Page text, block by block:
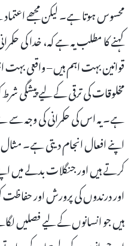
محسوس ہوتا ہے۔ لیکن مجھے
کہنے کا مطلب یہ ہے کہ، خدا کی
قوانین بہت اہم ہیں – واقعی
مخلوقات کی ترقی کے لیے پیشگی شرط
ہے۔ یہ اس کی حکمرانی کی وجہ سے
اپنے افعال انجام دیتی ہے۔
کرتے ہیں اور جنگلات بدلے میں
اور درندوں کی پرورش اور
ہیں جو انسانوں کے لیے فصلیں